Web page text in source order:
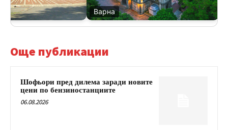
Варна
Още публикации
Шофьори пред дилема заради новите
цени по бензиностанциите
06.08.2026